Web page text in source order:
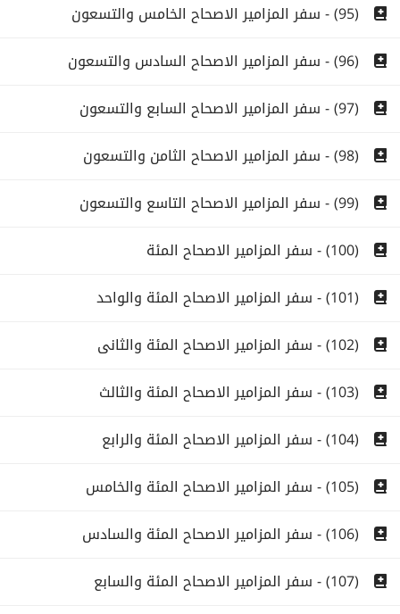
(95) - سفر المزامير الاصحاح الخامس والتسعون
(96) - سفر المزامير الاصحاح السادس والتسعون
(97) - سفر المزامير الاصحاح السابع والتسعون
(98) - سفر المزامير الاصحاح الثامن والتسعون
(99) - سفر المزامير الاصحاح التاسع والتسعون
(100) - سفر المزامير الاصحاح المئة
(101) - سفر المزامير الاصحاح المئة والواحد
(102) - سفر المزامير الاصحاح المئة والثانى
(103) - سفر المزامير الاصحاح المئة والثالث
(104) - سفر المزامير الاصحاح المئة والرابع
(105) - سفر المزامير الاصحاح المئة والخامس
(106) - سفر المزامير الاصحاح المئة والسادس
(107) - سفر المزامير الاصحاح المئة والسابع